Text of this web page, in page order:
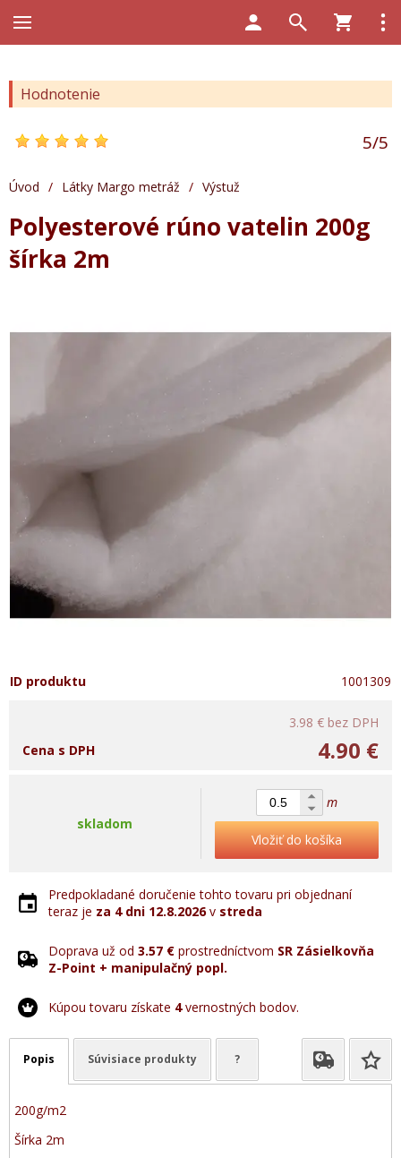
Hodnotenie
5/5
Úvod / Látky Margo metráž / Výstuž
Polyesterové rúno vatelin 200g
šírka 2m
ID produktu 1001309
3.98 € bez DPH
4.90 €
Cena s DPH
skladom
m
Vložiť do košíka
Predpokladané doručenie tohto tovaru pri objednaní
teraz je za 4 dni 12.8.2026v streda
Doprava už od 3.57 € prostredníctvom SR Zásielkovňa
Z-Point + manipulačný popl.
Kúpou tovaru získate 4vernostných bodov.
Popis Súvisiace produkty ?
200g/m2
Šírka 2m